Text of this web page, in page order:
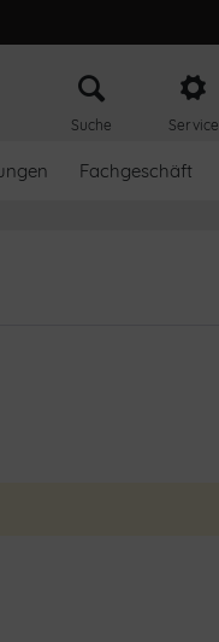
Suche Service
Fachgeschäft